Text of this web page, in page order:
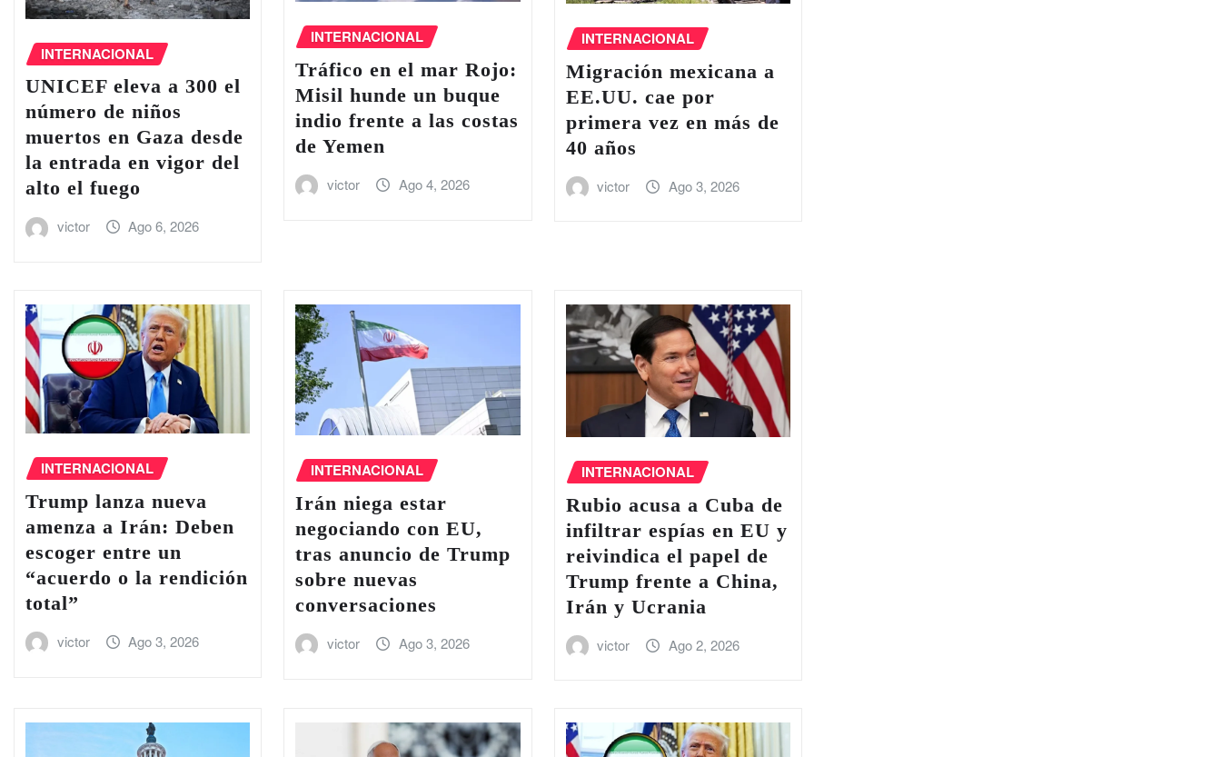
INTERNACIONAL
UNICEF eleva a 300 el
número de niños
muertos en Gaza desde
la entrada en vigor del
alto el fuego
victor Ago 6, 2026
INTERNACIONAL
Tráfico en el ‌mar Rojo:
Misil hunde un buque
indio frente a las costas
de Yemen
victor Ago 4, 2026
INTERNACIONAL
Migración mexicana a
EE.UU. cae por
primera vez en más de
40 años
victor Ago 3, 2026
INTERNACIONAL
Trump lanza nueva
amenza a Irán: Deben
escoger entre un
“acuerdo o la rendición
total”
victor Ago 3, 2026
INTERNACIONAL
Irán niega estar
negociando con EU,
tras anuncio de Trump
sobre nuevas
conversaciones
victor Ago 3, 2026
INTERNACIONAL
Rubio acusa a Cuba de
infiltrar espías en EU y
reivindica el papel de
Trump frente a China,
Irán y Ucrania
victor Ago 2, 2026